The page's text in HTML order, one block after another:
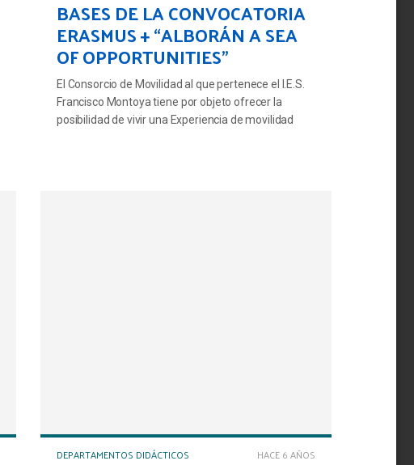
BASES DE LA CONVOCATORIA
ERASMUS + “ALBORÁN A SEA
OF OPPORTUNITIES”
El Consorcio de Movilidad al que pertenece el I.E.S.
Francisco Montoya tiene por objeto ofrecer la
posibilidad de vivir una Experiencia de movilidad
HACE 6 AÑOS
DEPARTAMENTOS DIDÁCTICOS